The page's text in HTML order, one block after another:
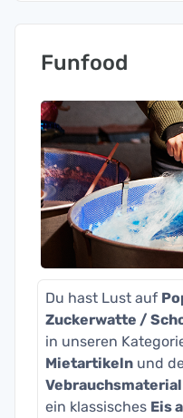
Funfood
Du hast Lust auf
Zuckerwatte /
in unseren
Mietartikeln und
Vebrauchsmaterial
ein klassisches Eis